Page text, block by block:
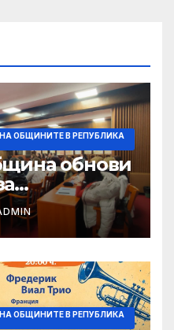
ОБЩИНИТЕ В РЕПУБЛИКА
обнови
Call
ОБЩИНИТЕ В РЕПУБЛИКА